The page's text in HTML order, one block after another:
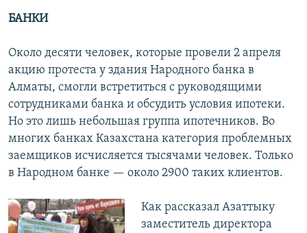
БАНКИ
Около десяти человек, которые провели 2 апреля
акцию протеста у здания Народного банка в
Алматы, смогли встретиться с руководящими
сотрудниками банка и обсудить условия ипотеки.
Но это лишь небольшая группа ипотечников. Во
многих банках Казахстана категория проблемных
заемщиков исчисляется тысячами человек. Только
в Народном банке — около 2900 таких клиентов.
Как рассказал Азаттыку
заместитель директора